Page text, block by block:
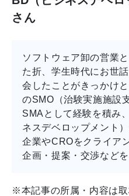
さん
ソフトウェア卸の営業
た折、学生時代にお世
会したことがきっかけ
のSMO（治験実施施設
SMAとして経験を積み
ネスデベロップメント
企業やCROをクライア
企画・提案・交渉などを
※本記事の所属・内容は取